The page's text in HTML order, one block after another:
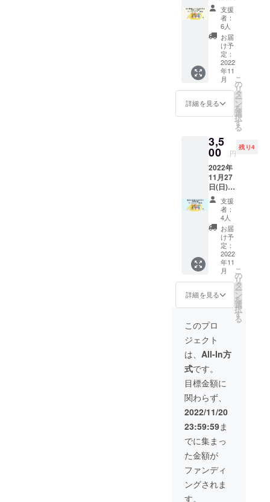
リノ
ベ・
ワーク
ショッ
プで完
成させ
たリビ
ング＆
ダイニ
ング
が、ど
くださ
い。 と
きがわ
の美味
しいお
茶を飲
みなが
ら、移
住のコ
ト、空
き家活
用のコ
ト、DIY
リノベ
のコト
語り合
いま
菓付き
埼玉県
ときが
（参加
者ご自
身でお
越しく
ださ
大人
（高校
生以
上）1名
の参加
権で
す。 ※
（雨天
時は12
月3日
(土)にふ
りか
え） 床
の断熱
リノベ
方法を
学ぶ
【断
熱・仕
上げ
ワーク
ショッ
プ 参
加権 プ
ロの大
工さん
や設計
士に、
断熱を
高める
ための
ポイン
トを教
えても
らい実
践する
ワーク
の間の
リビン
グ、フ
ローリ
ングの
ダイニ
ングの
床を撤
去し、
床下地
をつ
くっ
て、断
熱材を
設置。
仕上げ
に、と
きがわ
支援
者：
6人
お届
け予
定：
2022
年11
月
詳細を見る
こ
の
リ
タ
ー
ン
を
選
択
す
る
3,5
00 円
残り4
2022年
11月27
日(日)
（雨天
でも実
施予
定） 建
具の改
修方法
を学ぶ
【断熱
建具
編】
ワーク
ショッ
プ 参
加権 プ
ロの大
工さん
や設計
士か
ら、窓
断熱を
高める
ための
ポイン
トを教
えても
らい実
践する
ワーク
ショッ
プ。 リ
ビング&
支援
者：
4人
お届
け予
定：
2022
年11
月
詳細を見る
こ
の
リ
タ
ー
ン
を
選
択
す
る
このプロ
ジェクト
は、 All-In方
式です。
目標金額に
関わらず、
2022/11/20
23:59:59ま
でに集まっ
た金額が
ファンディ
ングされま
す。